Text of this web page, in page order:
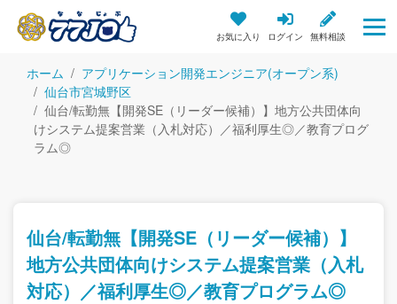
お気に入り ログイン 無料相談
ホーム
アプリケーション開発エンジニア(オープン系)
仙台市宮城野区
仙台/転勤無【開発SE（リーダー候補）】地方公共団体向
けシステム提案営業（入札対応）／福利厚生◎／教育プログ
ラム◎
仙台/転勤無【開発SE（リーダー候補）】
地方公共団体向けシステム提案営業（入札
対応）／福利厚生◎／教育プログラム◎